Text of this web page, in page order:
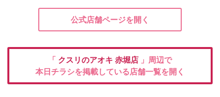
公式店舗ページを開く
「 クスリのアオキ 赤堀店 」周辺で
本日チラシを掲載している店舗一覧を開く